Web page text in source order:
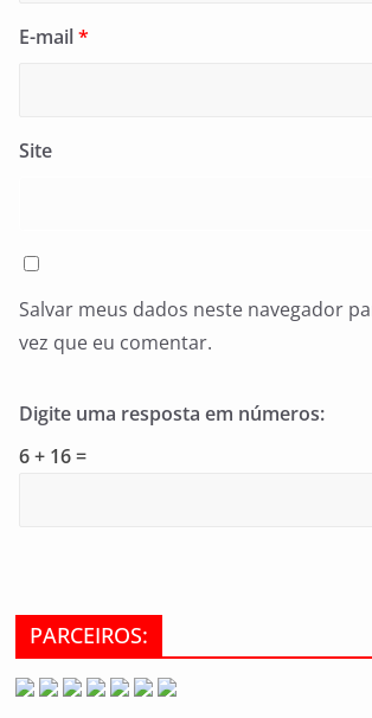
E-mail*
Site
Salvar meus dados neste navegador
vez que eu comentar.
Digite uma resposta em números:
6 + 16 =
PARCEIROS: